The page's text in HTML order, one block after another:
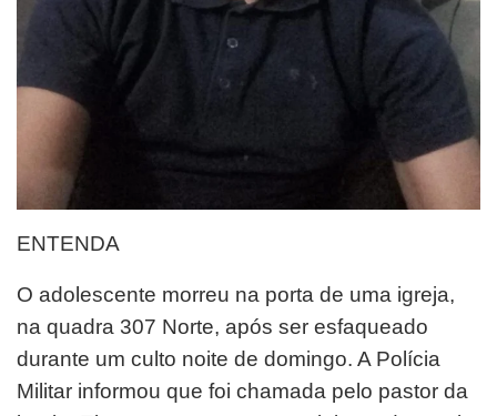
ENTENDA
O adolescente morreu na porta de uma igreja,
na quadra 307 Norte, após ser esfaqueado
durante um culto noite de domingo. A Polícia
Militar informou que foi chamada pelo pastor da